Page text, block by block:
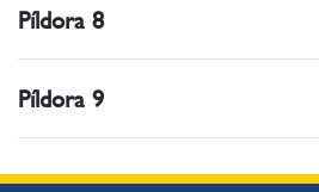
Píldora 8
Píldora 9